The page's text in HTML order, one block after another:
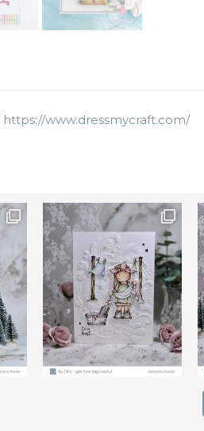
https://www.dressmycraft.com/